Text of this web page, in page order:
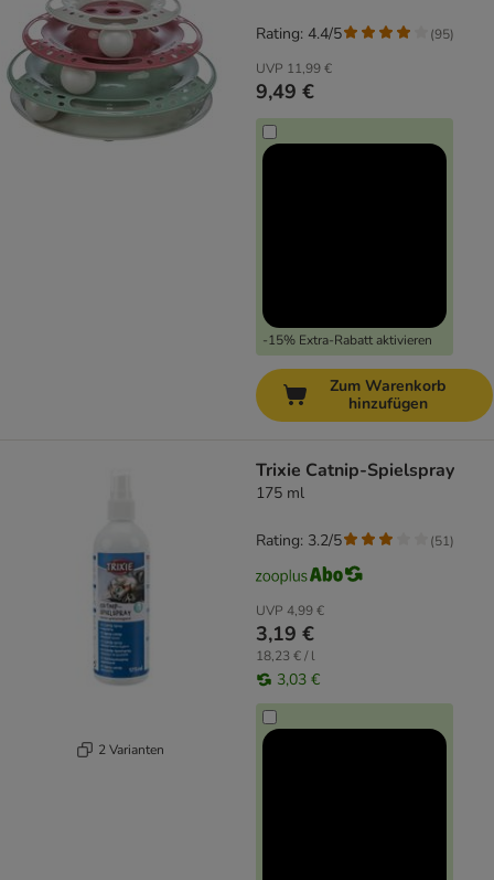
UVP 11,99 €
9,49 €
-15% Extra-Rabatt aktivieren
Rating: 4.4/5 (95)
Zum Warenkorb
hinzufügen
2 Varianten
Trixie Catnip-Spielspray
175 ml
UVP 4,99 €
3,19 €
18,23 € / l
3,03 €
Rating: 3.2/5 (51)